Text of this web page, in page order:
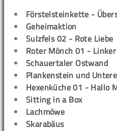
Förstelsteinkette -
Geheimaktion
Sulzfels 02 - Rote Liebe
Roter Mönch 01 -
Schauertaler Ostwand
Plankenstein und
Hexenküche 01 - Hallo
Sitting in a Box
Lachmöwe
Skarabäus